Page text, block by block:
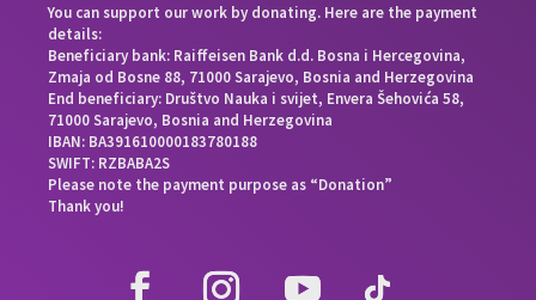
You can support our work by donating. Here are the payment
details:
Beneficiary bank: Raiffeisen Bank d.d. Bosna i Hercegovina,
Zmaja od Bosne 88, 71000 Sarajevo, Bosnia and Herzegovina
End beneficiary: Društvo Nauka i svijet, Envera Šehovića 58,
71000 Sarajevo, Bosnia and Herzegovina
IBAN: BA391610000183780188
SWIFT: RZBABA2S
Please note the payment purpose as “Donation”
Thank you!